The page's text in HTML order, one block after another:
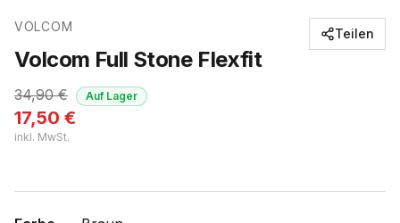
VOLCOM
Volcom Full Stone Flexfit
34,90€
17,50 €
inkl. MwSt.
Auf Lager
Teilen